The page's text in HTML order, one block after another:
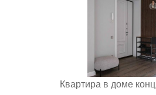
Квартира в доме